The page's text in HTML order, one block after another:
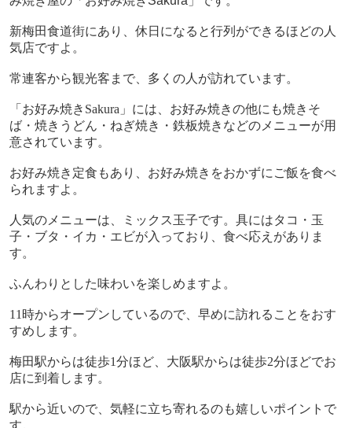
新梅田食道街にあり、休日になると行列ができるほどの人
気店ですよ。
常連客から観光客まで、多くの人が訪れています。
「お好み焼き Sakura 」には、お好み焼きの他にも焼きそ
ば・焼きうどん・ねぎ焼き・鉄板焼きなどのメニューが用
意されています。
お好み焼き定食もあり、お好み焼きをおかずにご飯を食べ
られますよ。
人気のメニューは、ミックス玉子です。具にはタコ・玉
子・ブタ・イカ・エビが入っており、食べ応えがありま
す。
ふんわりとした味わいを楽しめますよ。
11 時からオープンしているので、早めに訪れることをおす
すめします。
梅田駅からは徒歩1分ほど、大阪駅からは徒歩2分ほどでお
店に到着します。
駅から近いので、気軽に立ち寄れるのも嬉しいポイントで